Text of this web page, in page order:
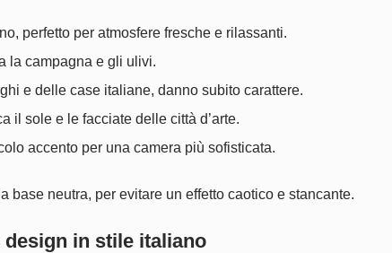
perfetto per atmosfere fresche e rilassanti.
la campagna e gli ulivi.
e delle case italiane, danno subito carattere.
il sole e le facciate delle città d’arte.
accento per una camera più sofisticata.
base neutra, per evitare un effetto caotico e stancante.
in stile italiano